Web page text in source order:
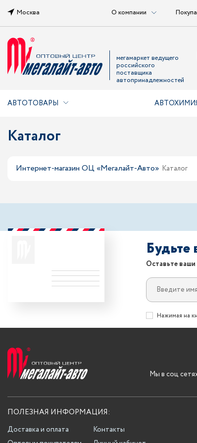
Москва О компании
мегамаркет ведущего
российского
поставщика
автопринадлежностей
АВТОТОВАРЫ
Каталог
Интернет-магазин ОЦ «Мегалайт-Авто» Каталог
Оставьте
Нажимая на
Мы в соц
ПОЛЕЗНАЯ ИНФОРМАЦИЯ:
Доставка и оплата
Контакты